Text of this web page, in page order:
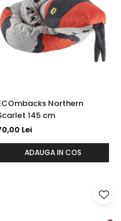
Northern
145 cm
Lei
ADAUGA IN COS